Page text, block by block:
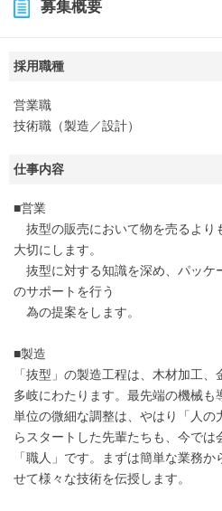
募集概要
採用職種
営業職
技術職（製造／設計）
仕事内容
■営業
抜型の販売において物を売るより
大切にします。
抜型に対する知識を深め、パッケ
のサポートを行う
為の提案をします。
■製造
「抜型」の製造工程は、木材加工
多岐にわたります。最先端の機械も
単位の微細な調整は、やはり「人の
らスタートした先輩たちも、今では
「職人」です。まずは簡単な業務
せて様々な技術を伝授します。